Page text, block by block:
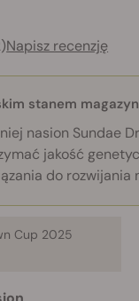
Napisz recenzję
stanem
nasion Sundae
jakość
do rozwijania
Cup 2025